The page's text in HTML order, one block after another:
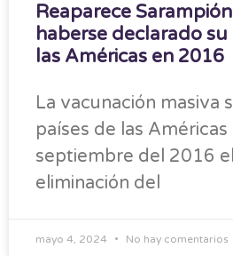
Reaparece
haberse declarado
las Américas en 2016
La vacunación masiva
países de las
septiembre del 2016
eliminación del
mayo 4, 2024 No hay comentarios